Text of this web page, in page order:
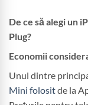
De ce să alegi un
Plug?
Economii
Unul dintre
Mini folositde la